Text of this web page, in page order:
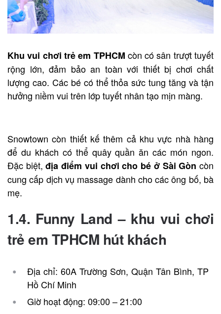
Khu vui chơi trẻ em TPHCM còn có sân trượt tuyết
rộng lớn, đảm bảo an toàn với thiết bị chơi chất
lượng cao. Các bé có thể thỏa sức tung tăng và tận
hưởng niềm vui trên lớp tuyết nhân tạo mịn màng.
Snowtown còn thiết kế thêm cả khu vực nhà hàng
để du khách có thể quây quần ăn các món ngon.
Đặc biệt,địa điểm vui chơi cho bé ở Sài Gòncòn
cung cấp dịch vụ massage dành cho các ông bố, bà
mẹ.
1.4. Funny Land – khu vui chơi
trẻ em TPHCM hút khách
Địa chỉ: 60A Trường Sơn, Quận Tân Bình, TP
Hồ Chí Minh
Giờ hoạt động: 09:00 – 21:00